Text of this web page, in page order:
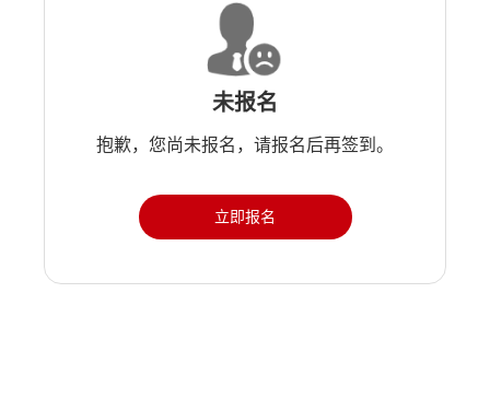
未报名
抱歉，您尚未报名，请报名后再签到。
立即报名